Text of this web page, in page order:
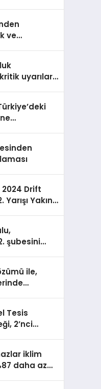
ve
uyarılar:
2024 Drift
Yakın
şubesini
ile,
Tesis
2’nci
iklim
daha az